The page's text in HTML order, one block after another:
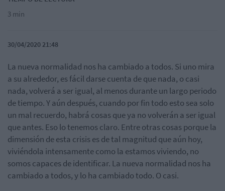
3 min
30/04/2020 21:48
La nueva normalidad nos ha cambiado a todos. Si uno mira
a su alrededor, es fácil darse cuenta de que nada, o casi
nada, volverá a ser igual, al menos durante un largo periodo
de tiempo. Y aún después, cuando por fin todo esto sea solo
un mal recuerdo, habrá cosas que ya no volverán a ser igual
que antes. Eso lo tenemos claro. Entre otras cosas porque la
dimensión de esta crisis es de tal magnitud que aún hoy,
viviéndola intensamente como la estamos viviendo, no
somos capaces de identificar. La nueva normalidad nos ha
cambiado a todos, y lo ha cambiado todo. O casi.